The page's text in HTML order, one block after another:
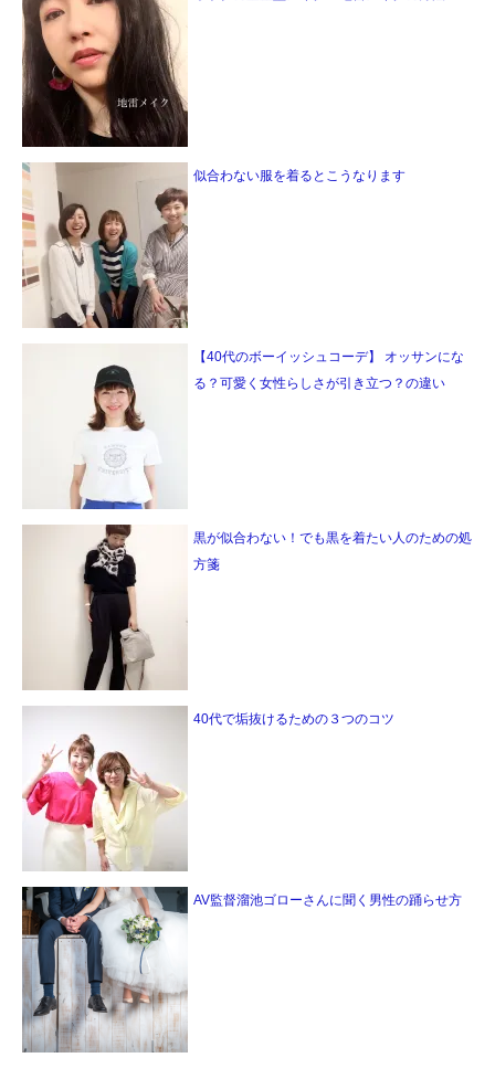
似合わない服を着るとこうなります
【40代のボーイッシュコーデ】 オッサンにな
る？可愛く女性らしさが引き立つ？の違い
黒が似合わない！でも黒を着たい人のための処
方箋
40代で垢抜けるための３つのコツ
AV監督溜池ゴローさんに聞く男性の踊らせ方